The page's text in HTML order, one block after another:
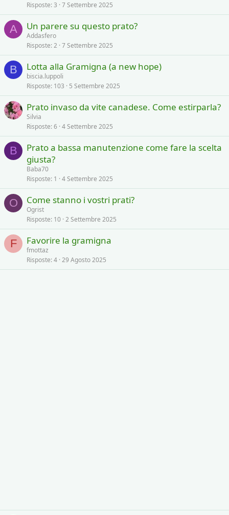
Risposte 3 7 Settembre 2025
A Un parere su questo prato?
Addasfero
Risposte 2 7 Settembre 2025
B Lotta alla Gramigna (a new hope)
biscia.luppoli
Risposte 103 5 Settembre 2025
Prato invaso da vite canadese. Come estirparla?
Silvia
Risposte 6 4 Settembre 2025
B
Prato a bassa manutenzione come fare la scelta
giusta?
Baba70
Risposte 1 4 Settembre 2025
O Come stanno i vostri prati?
Ogrist
Risposte 10 2 Settembre 2025
F Favorire la gramigna
fmottaz
Risposte 4 29 Agosto 2025